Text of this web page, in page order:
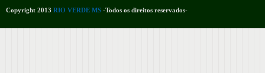
Copyright 2013 RIO VERDE MS -Todos os direitos reservados-